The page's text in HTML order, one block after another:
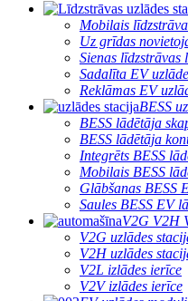
Mobilais
Uz grīdas
Sienas līdzstrāvas
Sadalīta EV
Reklāmas EV
BESS
BESS lādētāja
BESS lādētāja
Integrēts BESS
Mobilais BESS
Glābšanas BESS
Saules BESS EV
V2G V2H
V2G uzlādes
V2H uzlādes
V2L izlādes ierīce
V2V izlādes ierīce